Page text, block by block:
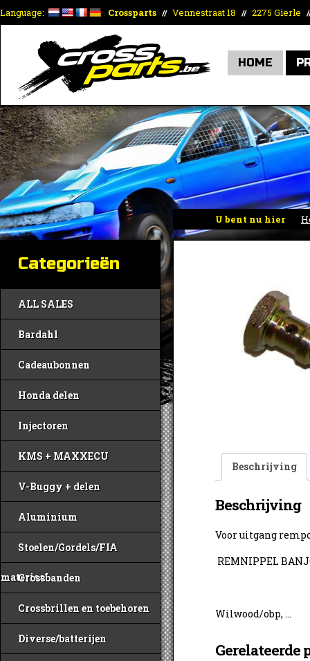
Language: Crossparts // Vennestraat 18 // 2275 Gierle
HOME
U bent nu hier
Categorieën
ALL SALES
Bardahl
Cadeaubonnen
Honda delen
Injectoren
KMS + MAXXECU
V-Buggy + delen
Aluminium
Stoelen/Gordels/FIA
materiaal
Crossbanden
Crossbrillen en toebehoren
Diverse/batterijen
Beschrijving
Beschrijving
Voor uitgang
REMNIPPEL
Wilwood/obp, …
Gerelateerde